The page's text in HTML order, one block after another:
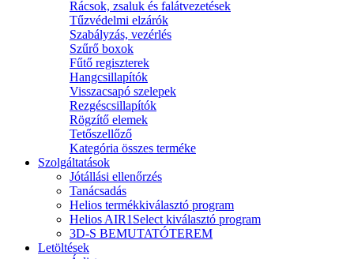
Rácsok, zsaluk és falátvezetések
Tűzvédelmi elzárók
Szabályzás, vezérlés
Szűrő boxok
Fűtő regiszterek
Hangcsillapítók
Visszacsapó szelepek
Rezgéscsillapítók
Rögzítő elemek
Tetőszellőző
Kategória összes terméke
Szolgáltatások
Jótállási ellenőrzés
Tanácsadás
Helios termékkiválasztó program
Helios AIR1Select kiválasztó program
3D-S BEMUTATÓTEREM
Letöltések